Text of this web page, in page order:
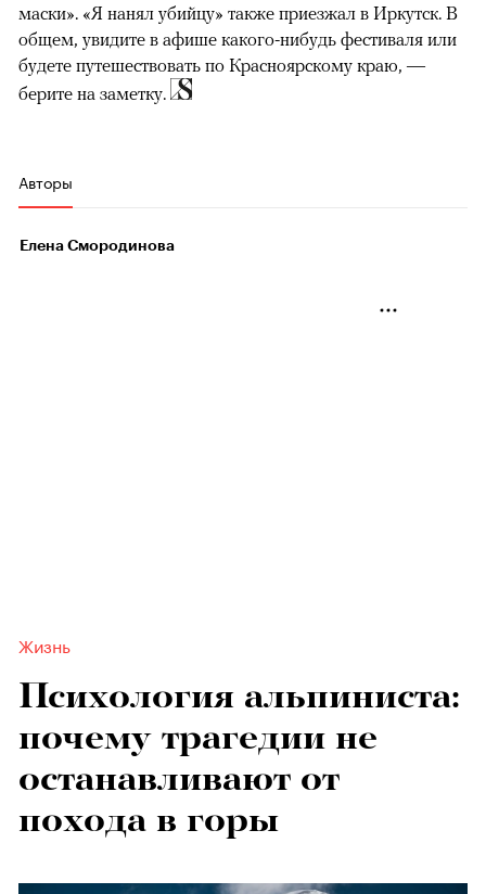
маски». «Я нанял убийцу» также приезжал в Иркутск. В
общем, увидите в афише какого-нибудь фестиваля или
будете путешествовать по Красноярскому краю, —
берите на заметку.
Авторы
Елена Смородинова
Жизнь
Психология альпиниста:
почему трагедии не
останавливают от
похода в горы